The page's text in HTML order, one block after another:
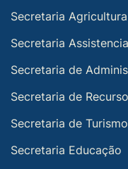
Secretaria Agricultura
Secretaria
Secretaria de
Secretaria de
Secretaria de
Secretaria Educação